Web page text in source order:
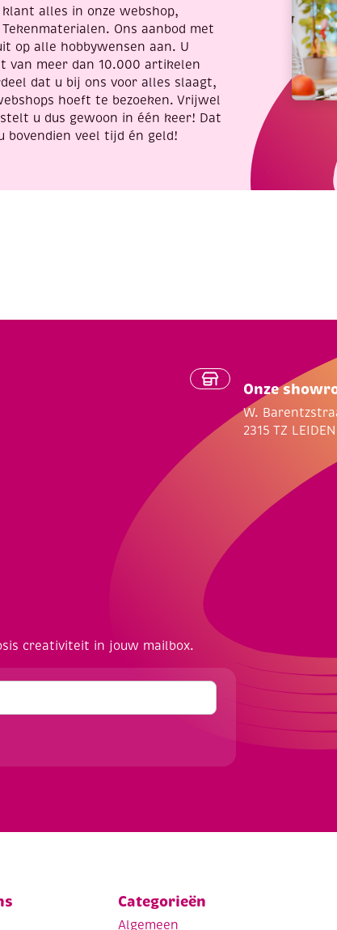
alles in onze webshop,
Ons aanbod met
op alle hobbywensen aan. U
meer dan 10.000 artikelen
dat u bij ons voor alles slaagt,
hoeft te bezoeken. Vrijwel
u dus gewoon in één keer! Dat
bovendien veel tijd én geld!
Onze
W.
2315 TZ LEIDEN
creativiteit in jouw mailbox.
Categorieën
Algemeen